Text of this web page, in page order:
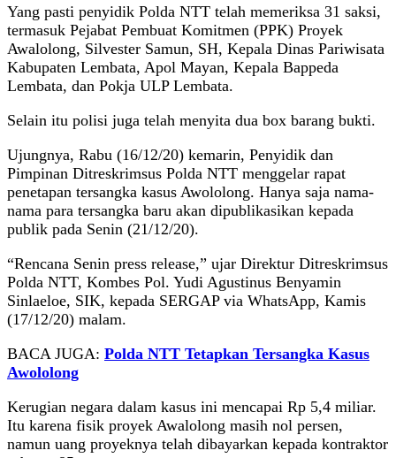
Yang pasti penyidik Polda NTT telah memeriksa 31 saksi,
termasuk Pejabat Pembuat Komitmen (PPK) Proyek
Awalolong, Silvester Samun, SH, Kepala Dinas Pariwisata
Kabupaten Lembata, Apol Mayan, Kepala Bappeda
Lembata, dan Pokja ULP Lembata.
Selain itu polisi juga telah menyita dua box barang bukti.
Ujungnya, Rabu (16/12/20) kemarin, Penyidik dan
Pimpinan Ditreskrimsus Polda NTT menggelar rapat
penetapan tersangka kasus Awololong. Hanya saja nama-
nama para tersangka baru akan dipublikasikan kepada
publik pada Senin (21/12/20).
“Rencana Senin press release,” ujar Direktur Ditreskrimsus
Polda NTT, Kombes Pol. Yudi Agustinus Benyamin
Sinlaeloe, SIK, kepada SERGAP via WhatsApp, Kamis
(17/12/20) malam.
BACA JUGA: Polda NTT Tetapkan Tersangka Kasus
Awololong
Kerugian negara dalam kasus ini mencapai Rp 5,4 miliar.
Itu karena fisik proyek Awalolong masih nol persen,
namun uang proyeknya telah dibayarkan kepada kontraktor